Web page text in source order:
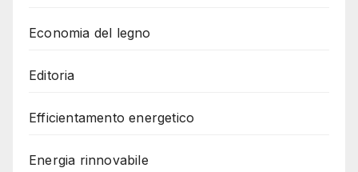
Economia del legno
Editoria
Efficientamento energetico
Energia rinnovabile